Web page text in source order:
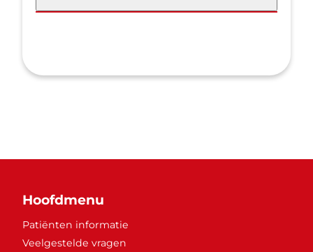
Hoofdmenu
Patiënten informatie
Veelgestelde vragen